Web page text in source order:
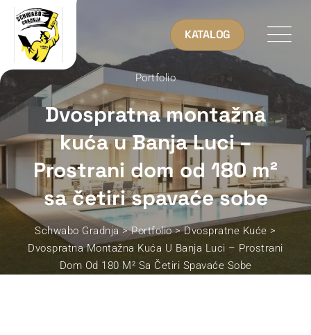
KATALOG
Portfolio
Dvospratna montažna
kuća u Banja Luci –
Prostrani dom od 180 m²
sa četiri spavaće sobe
Schwabo Gradnja>Portfolio>Dvospratne Kuće >
Dvospratna Montažna Kuća U Banja Luci – Prostrani
Dom Od 180 M² Sa Četiri Spavaće Sobe